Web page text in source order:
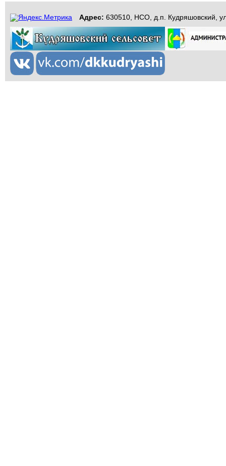
Адрес: 630510, НСО, д.п. Кудряшовский,